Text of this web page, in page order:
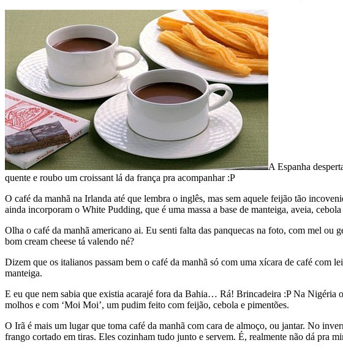
A Espanha
quente e roubo um croissant lá da frança pra acompanhar :P
O café da manhã na Irlanda até que lembra o inglês, mas sem aquele feijão tão
ainda incorporam o White Pudding, que é uma massa a base de manteiga, aveia,
Olha o café da manhã americano ai. Eu senti falta das panquecas na foto, com mel ou
bom cream cheese tá valendo né?
Dizem que os italianos passam bem o café da manhã só com uma xícara de café com
manteiga.
E eu que nem sabia que existia acarajé fora da Bahia… Rá! Brincadeira :P Na Nigéria
molhos e com ‘Moi Moi’, um pudim feito com feijão, cebola e pimentões.
O Irã é mais um lugar que toma café da manhã com cara de almoço, ou jantar. No
frango cortado em tiras. Eles cozinham tudo junto e servem. É, realmente não dá pra